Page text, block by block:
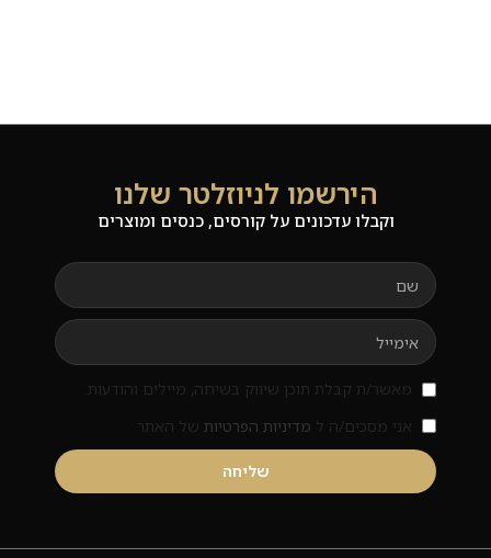
הירשמו לניוזלטר שלנו
וקבלו עדכונים על קורסים, כנסים ומוצרים
מאשר/ת קבלת תוכן שיווק בשיחה, מיילים והודעות.
אני מסכים/ה ל מדיניות הפרטיות של האתר
שליחה